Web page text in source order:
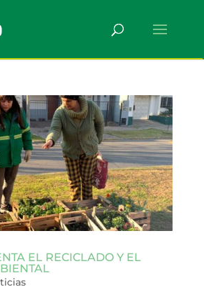
EL RECICLADO Y EL